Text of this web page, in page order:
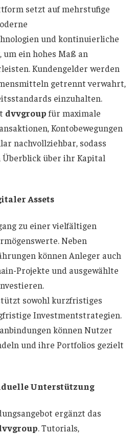
setzt auf mehrstufige
und kontinuierliche
um ein hohes Maß an
Kundengelder werden
getrennt verwahrt,
einzuhalten.
dvvgroup für maximale
Kontobewegungen
nachvollziehbar, sodass
über ihr Kapital
Assets
zu einer vielfältigen
Neben
können Anleger auch
Projekte und ausgewählte
sowohl kurzfristiges
Investmentstrategien.
können Nutzer
und ihre Portfolios gezielt
Unterstützung
ergänzt das
. Tutorials,